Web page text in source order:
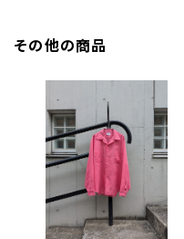
その他の商品